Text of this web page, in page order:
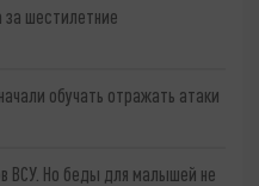
за шестилетние
обучать отражать атаки
ВСУ. Но беды для малышей не